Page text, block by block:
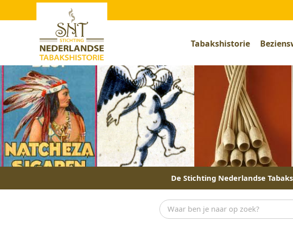
Tabakshistorie
De Stichting Nederlandse